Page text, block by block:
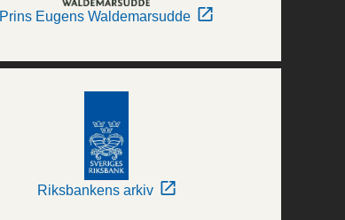
Prins Eugens Waldemarsudde
Riksbankens arkiv